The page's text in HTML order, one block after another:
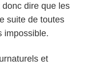
dire que les
suite de toutes
impossible.
et